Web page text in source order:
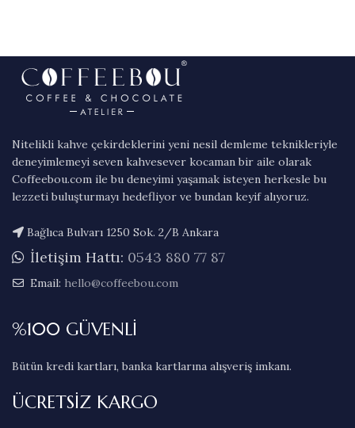
Nitelikli kahve çekirdeklerini yeni nesil demleme teknikleriyle
deneyimlemeyi seven kahvesever kocaman bir aile olarak
Coffeebou.com ile bu deneyimi yaşamak isteyen herkesle bu
lezzeti buluşturmayı hedefliyor ve bundan keyif alıyoruz.
Bağlıca Bulvarı 1250 Sok. 2/B Ankara
İletişim Hattı: 0543 880 77 87
Email: hello@coffeebou.com
%100 GÜVENLİ
Bütün kredi kartları, banka kartlarına alışveriş imkanı.
ÜCRETSİZ KARGO